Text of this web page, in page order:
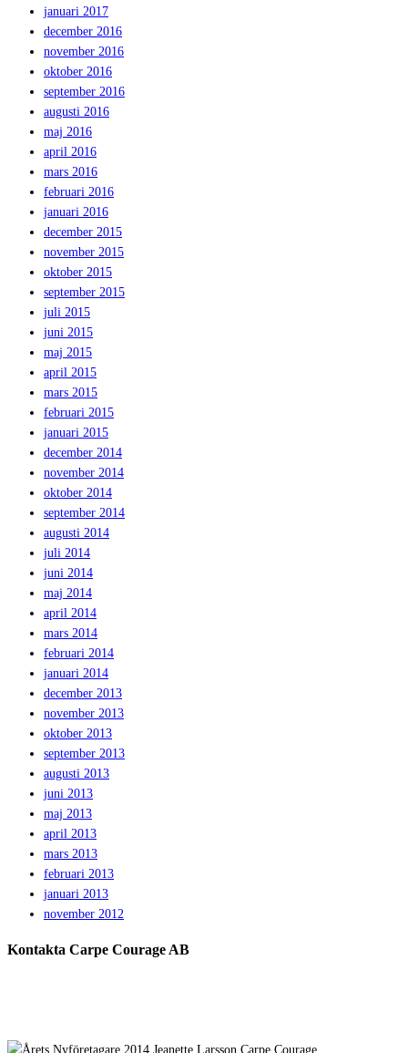
januari 2017
december 2016
november 2016
oktober 2016
september 2016
augusti 2016
maj 2016
april 2016
mars 2016
februari 2016
januari 2016
december 2015
november 2015
oktober 2015
september 2015
juli 2015
juni 2015
maj 2015
april 2015
mars 2015
februari 2015
januari 2015
december 2014
november 2014
oktober 2014
september 2014
augusti 2014
juli 2014
juni 2014
maj 2014
april 2014
mars 2014
februari 2014
januari 2014
december 2013
november 2013
oktober 2013
september 2013
augusti 2013
juni 2013
maj 2013
april 2013
mars 2013
februari 2013
januari 2013
november 2012
Kontakta Carpe Courage AB